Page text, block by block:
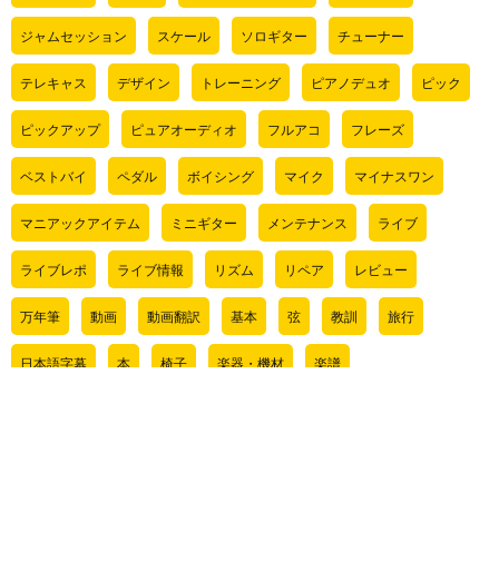
ジャムセッション スケール ソロギター チューナー
テレキャス デザイン トレーニング ピアノデュオ ピック
ピックアップ ピュアオーディオ フルアコ フレーズ
ベストバイ ペダル ボイシング マイク マイナスワン
マニアックアイテム ミニギター メンテナンス ライブ
ライブレポ ライブ情報 リズム リペア レビュー
万年筆 動画 動画翻訳 基本 弦 教訓 旅行
日本語字幕 本 椅子 楽器・機材 楽譜